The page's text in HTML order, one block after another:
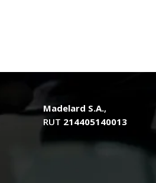
Madelard S.A.,
RUT 214405140013